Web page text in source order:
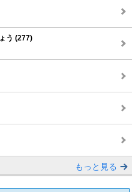
う (277)
もっと見る